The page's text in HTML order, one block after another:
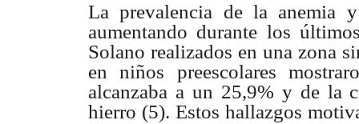
La prevalencia de la anemia
aumentando durante los
Solano realizados en una zona
en niños
preescolares
alcanzaba a un 25,9% y de la
hierro (5). Estos hallazgos